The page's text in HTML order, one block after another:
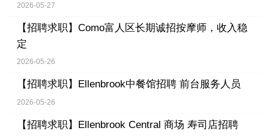
2026-05-27
【招聘求职】 Como富人区长期诚招按摩师，收入稳
定
2026-05-26
【招聘求职】 Ellenbrook中餐馆招聘 前台服务人员
2026-05-26
【招聘求职】 Ellenbrook Central 商场 寿司店招聘